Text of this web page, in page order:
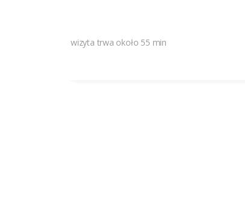
wizyta trwa około 55 min